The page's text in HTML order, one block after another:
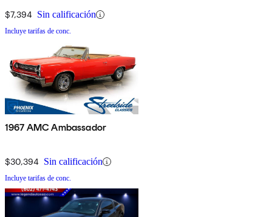
$7,394 Sin calificación
Incluye tarifas de conc.
1967 AMC Ambassador
$30,394 Sin calificación
Incluye tarifas de conc.